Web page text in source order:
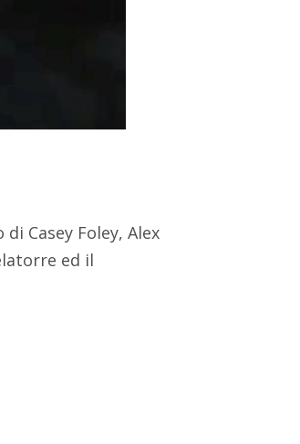
Casey Foley, Alex
ed il